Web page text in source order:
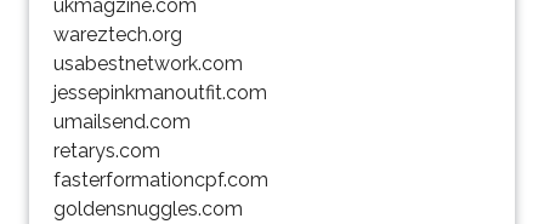
ukmagzine.com
wareztech.org
usabestnetwork.com
jessepinkmanoutfit.com
umailsend.com
retarys.com
fasterformationcpf.com
goldensnuggles.com